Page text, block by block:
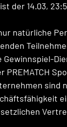
der 14.03,
natürliche
PREMATCH
sind